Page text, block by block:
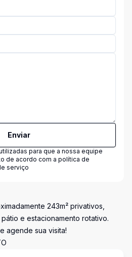
Enviar
para que a nossa equipe
de acordo com a política de
serviço
243m² privativos,
e estacionamento rotativo.
agende sua visita!